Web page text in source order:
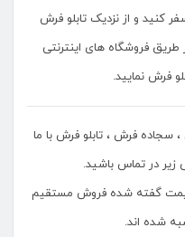
کنید و از نزدیک تابلو فرش
طریق فروشگاه های اینترنتی
فرش نمایید.
فرش ، تابلو فرش با ما
زیر در تماس باشید.
گفته شده فروش مستقیم
شده اند.